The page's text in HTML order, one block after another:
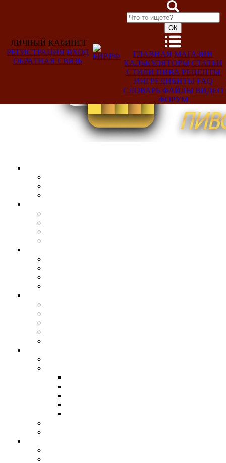
Добро
ЛИЧНЫЙ КАБИНЕТ
РЕГИСТРАЦИЯ ВХОД
ОБРАТНАЯ СВЯЗЬ
ГЛАВНАЯ МАГАЗИН
КАЛЬКУЛЯТОРЫ СТАТЬИ
СТИЛИ ПИВА РЕЦЕПТЫ
ИНГРЕДИЕНТЫ FAQ
СЛОВАРЬ ФАЙЛЫ ВИДЕО
ФОРУМ